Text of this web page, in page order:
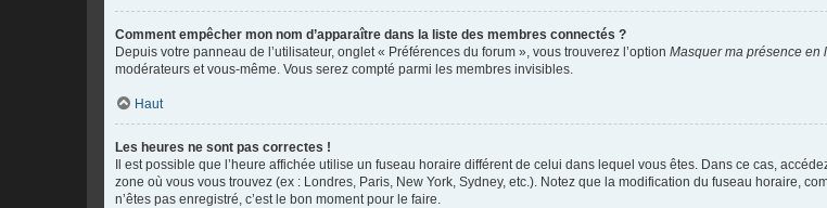
Comment empêcher mon nom d’apparaître dans la liste des membres connectés ?
Depuis votre panneau de l’utilisateur, onglet « Préférences du forum », vous trouverez l’option Masquer ma présence en
modérateurs et vous-même. Vous serez compté parmi les membres invisibles.
Haut
Les heures ne sont pas correctes !
Il est possible que l’heure affichée utilise un fuseau horaire différent de celui dans lequel vous êtes. Dans ce cas,
zone où vous vous trouvez (ex : Londres, Paris, New York, Sydney, etc.). Notez que la modification du fuseau horaire,
n’êtes pas enregistré, c’est le bon moment pour le faire.